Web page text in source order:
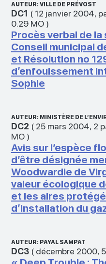
AUTEUR: VILLE DE PRÉVOST
DC1 (12 janvier 2004,
0.29 MO)
Procès verbal de
Conseil municipal
et Résolution no
d’enfouissement
Sophie
AUTEUR: MINISTÈRE DE
DC2 ( 25 mars 2004, 2
MO)
Avis sur l’espèce
d’être désignée
Woodwardie de
valeur écologique
et les aires
d’Installation du
AUTEUR: PAYAL SAMPAT
DC3( décembre 2000,